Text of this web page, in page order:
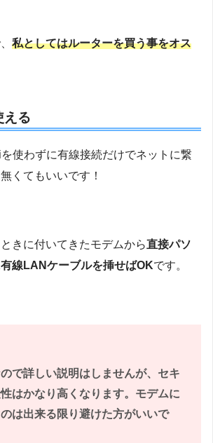
私としてはルーターを買う事をオス
える
使わずに有線接続だけでネットに繋
くてもいいです！
きに付いてきたモデムから直接パソ
線LANケーブルを挿せばOKです。
で詳しい説明はしませんが、セキ
はかなり高くなります。モデムに
は出来る限り避けた方がいいで